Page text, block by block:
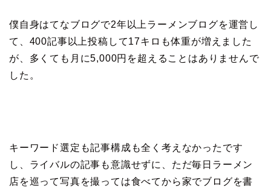
僕自身はてなブログで2年以上ラーメンブログを運営し
て、400記事以上投稿して17キロも体重が増えました
が、多くても月に5,000円を超えることはありませんで
した。
キーワード選定も記事構成も全く考えなかったです
し、ライバルの記事も意識せずに、ただ毎日ラーメン
店を巡って写真を撮っては食べてから家でブログを書